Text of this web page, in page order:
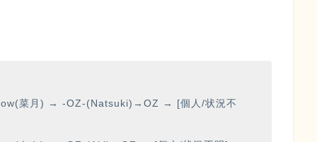
菜月) → -OZ-(Natsuki)→OZ → [個人/状況不